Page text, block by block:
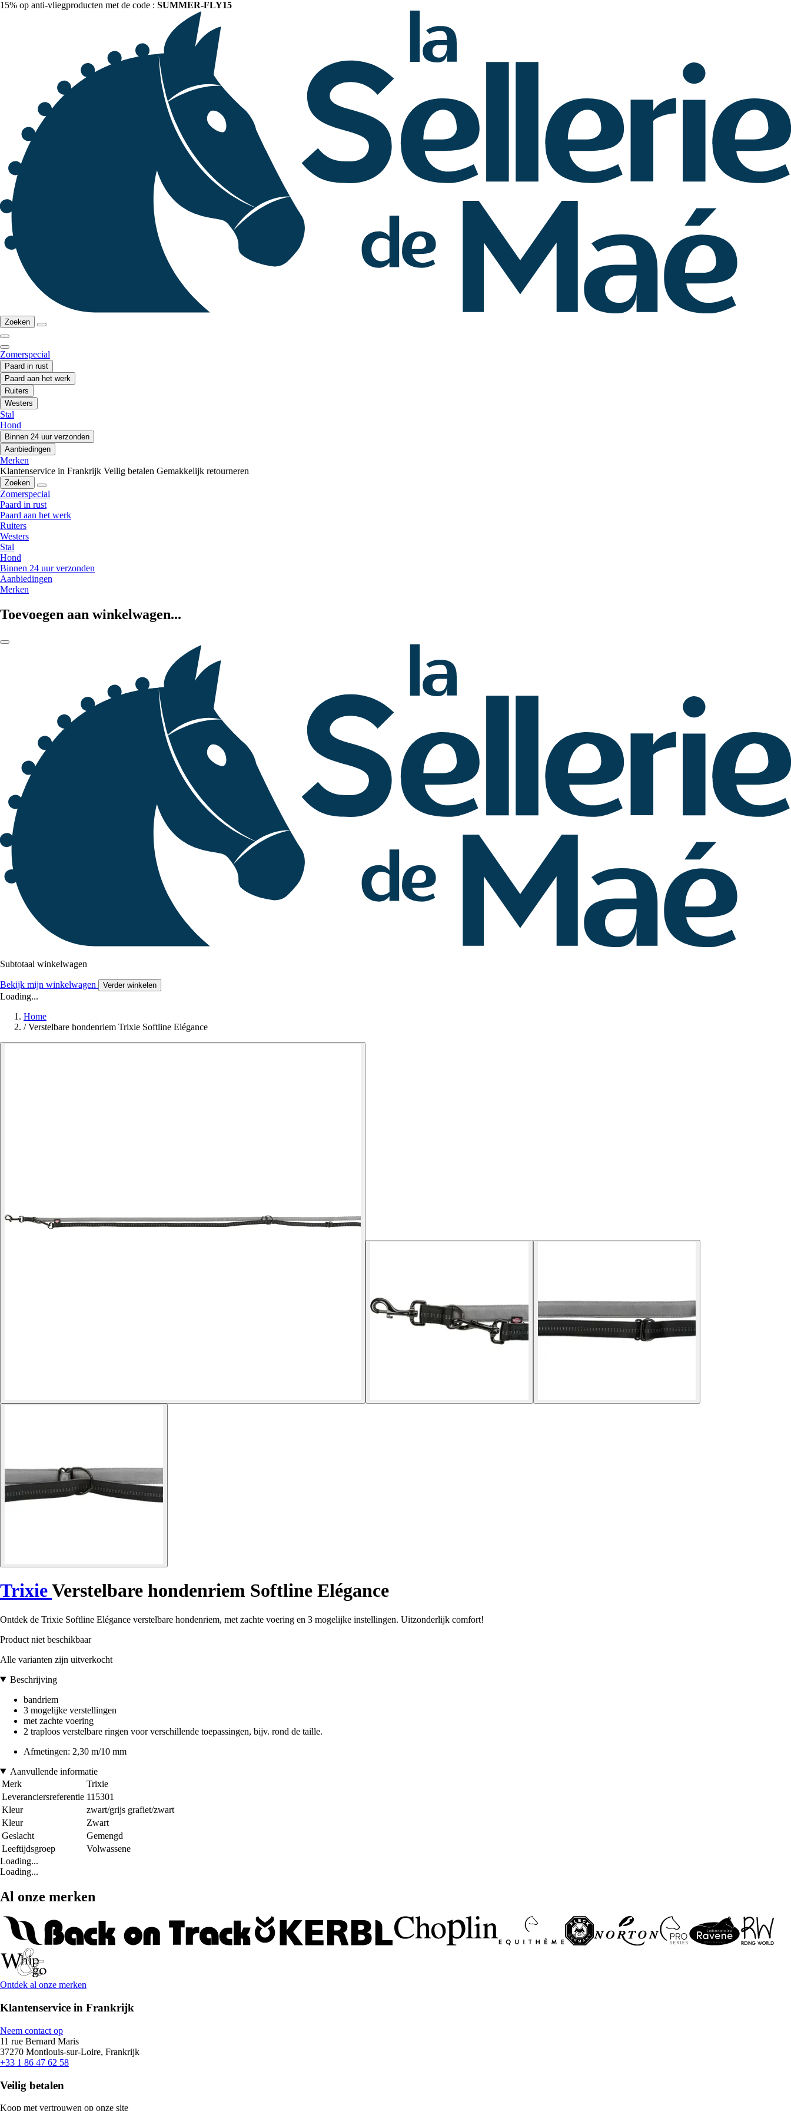
15% op anti-vliegproducten met de code : SUMMER-FLY15
Zoeken
Zomerspecial
Paard in rust
Paard aan het werk
Ruiters
Westers
Stal
Hond
Binnen 24 uur verzonden
Aanbiedingen
Merken
Klantenservice in Frankrijk Veilig betalen Gemakkelijk retourneren
Zoeken
Zomerspecial
Paard in rust
Paard aan het werk
Ruiters
Westers
Stal
Hond
Binnen 24 uur verzonden
Aanbiedingen
Merken
Toevoegen aan winkelwagen...
Subtotaal winkelwagen
Bekijk mijn winkelwagen Verder winkelen
Loading...
Home
/ Verstelbare hondenriem Trixie Softline Elégance
TrixieVerstelbare hondenriem Softline Elégance
Ontdek de Trixie Softline Elégance verstelbare hondenriem, met zachte voering en 3 mogelijke instellingen. Uitzonderlijk comfort!
Product niet beschikbaar
Alle varianten zijn uitverkocht
Beschrijving
bandriem
3 mogelijke verstellingen
met zachte voering
2 traploos verstelbare ringen voor verschillende toepassingen, bijv. rond de taille.
Afmetingen: 2,30 m/10 mm
Aanvullende informatie
Merk
Trixie
Leveranciersreferentie 115301
Kleur
zwart/grijs grafiet/zwart
Kleur
Zwart
Geslacht
Gemengd
Leeftijdsgroep
Volwassene
Loading...
Loading...
Al onze merken
Ontdek al onze merken
Klantenservice in Frankrijk
Neem contact op
11 rue Bernard Maris
37270 Montlouis-sur-Loire, Frankrijk
+33 1 86 47 62 58
Veilig betalen
Koop met vertrouwen op onze site